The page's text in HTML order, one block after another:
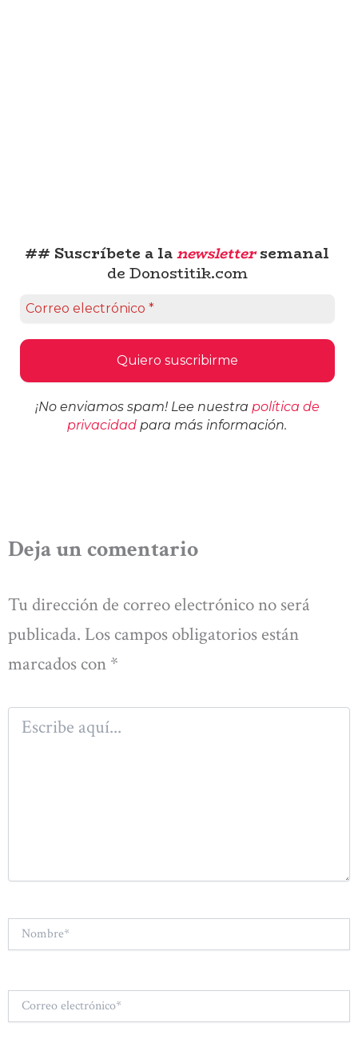
## Suscríbete a lanewslettersemanal
de Donostitik.com
¡No enviamos spam! Lee nuestra política de
privacidad para más información.
Deja un comentario
Tu dirección de correo electrónico no será
publicada. Los campos obligatorios están
marcados con *
Escribe
aquí...
Nombre*
Correo
electrónico*